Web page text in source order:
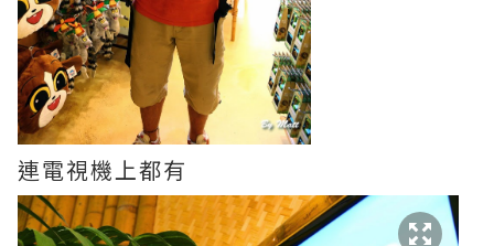
連電視機上都有